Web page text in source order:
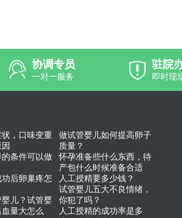
协调专员
一对一服务
驻院
即时现
，口味变重
条件可以做
后卵巢疼怎
儿？试管婴
量大怎么
做试管婴儿如何提高卵子
质量？
怀孕准备些什么东西，待
产包什么时候准备合适
人工授精要多少钱？
试管婴儿五大不良情绪，
你犯了吗？
人工授精的成功率是多